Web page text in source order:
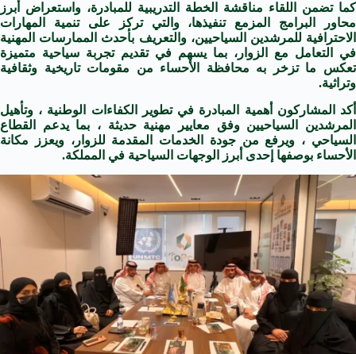
كما تضمن اللقاء مناقشة الخطة التدريبية للمبادرة، واستعراض أبرز
محاور البرامج المزمع تنفيذها، والتي تركز على تنمية المهارات
الاحترافية للمرشدين السياحيين، والتعريف بأحدث الممارسات المهنية
في التعامل مع الزوار، بما يسهم في تقديم تجربة سياحية متميزة
تعكس ما تزخر به محافظة الأحساء من مقومات تاريخية وثقافية
وتراثية.
أكد المشاركون أهمية المبادرة في تطوير الكفاءات الوطنية ، وتأهيل
المرشدين السياحيين وفق معايير مهنية حديثة ، بما يدعم القطاع
السياحي ، ويرفع من جودة الخدمات المقدمة للزوار، ويعزز مكانة
الأحساء بوصفها إحدى أبرز الوجهات السياحية في المملكة.